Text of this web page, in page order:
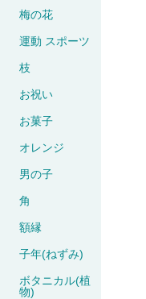
梅の花
運動 スポーツ
枝
お祝い
お菓子
オレンジ
男の子
角
額縁
子年(ねずみ)
ボタニカル(植
物)